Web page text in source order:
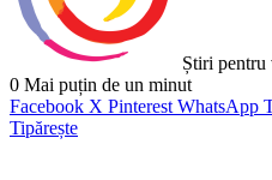
Știri pentru
0 Mai puțin de un minut
Facebook X Pinterest WhatsApp
Tipărește